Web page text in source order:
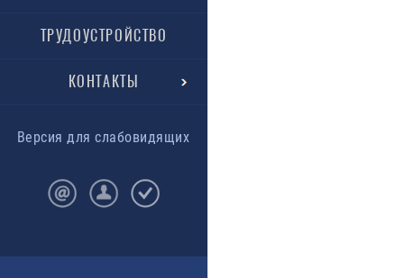
ТРУДОУСТРОЙСТВО
КОНТАКТЫ
Версия для слабовидящих